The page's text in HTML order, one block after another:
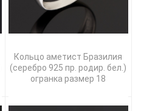
Кольцо аметист Бразилия
(серебро 925 пр. родир. бел.)
огранка размер 18